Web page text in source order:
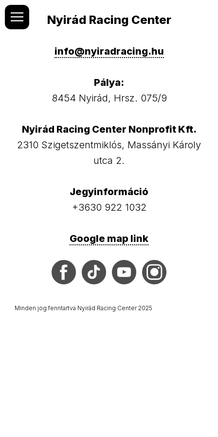
Nyirád Racing Center
info@nyiradracing.hu
Pálya:
8454 Nyirád, Hrsz. 075/9
Nyirád Racing Center Nonprofit Kft.
2310 Szigetszentmiklós, Massányi Károly
utca 2.
Jegyinformáció
+3630 922 1032
Google map link
Minden jog fenntartva Nyirád Racing Center 2025